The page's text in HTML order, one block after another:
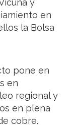
y
en
la Bolsa
pone en
en
regional y
en plena
cobre.